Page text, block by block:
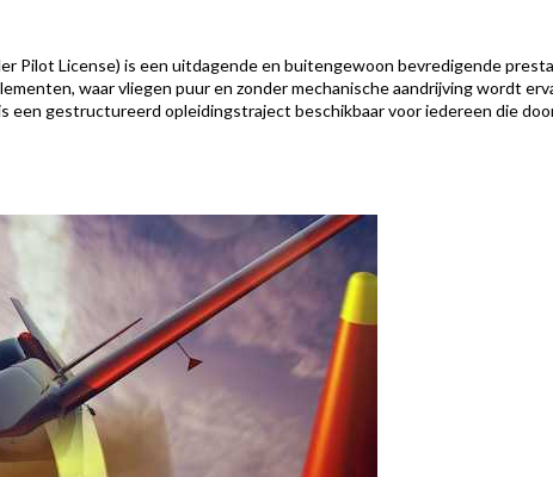
Pilot License) is een uitdagende en buitengewoon bevredigende
waar vliegen puur en zonder mechanische aandrijving wordt
gestructureerd opleidingstraject beschikbaar voor iedereen die